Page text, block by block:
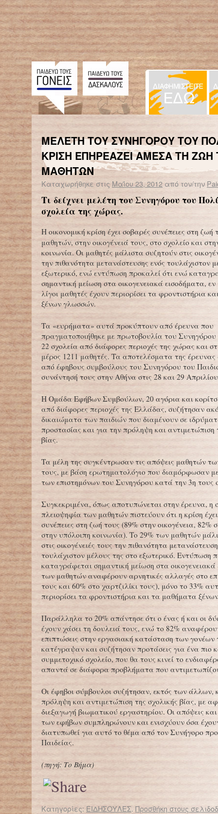
← Επιστροφή στο %s
Δυσαναγνωσία : Mια πραγματικά «επώδυνη» διαταραχή
ΜΕΛΕΤΗ ΤΟΥ ΣΥΝΗΓΟΡΟΥ ΤΟΥ
ΚΡΙΣΗ ΕΠΗΡΕΑΖΕΙ ΑΜΕΣΑ ΤΗ ΖΩΗ
ΜΑΘΗΤΩΝ
Καταχωρήθηκε στις Μαΐου 23, 2012 από τον/την
Τι δείχνει μελέτη του Συνηγόρου του
σχολεία της χώρας.
Η οικονομική κρίση έχει σοβαρές συνέπειες στη ζωή
μαθητών, στην οικογένειά τους, στο σχολείο και
κοινωνία. Οι μαθητές μάλιστα συζητούν στις
την πιθανότητα μετανάστευσης ενός τουλάχιστον
εξωτερικό, ενώ εντύπωση προκαλεί ότι ενώ
σημαντική μείωση στα οικογενειακά εισοδήματα, εν
λίγοι μαθητές έχουν περιορίσει τα φροντιστήρια
ξένων γλωσσών.
Τα «ευρήματα» αυτά προκύπτουν από έρευνα που
πραγματοποιήθηκε με πρωτοβουλία του Συνηγόρου
22 σχολεία από διάφορες περιοχές της χώρας και
μέρος 1211 μαθητές. Τα αποτελέσματα της έρευνας
από έφηβους συμβούλους του Συνηγόρου του
συνάντησή τους στην Αθήνα στις 28 και 29
Η Ομάδα Εφήβων Συμβούλων, 20 αγόρια και
από διάφορες περιοχές της Ελλάδας, συζήτησαν
δικαιώματα των παιδιών που διαμένουν σε
προστασίας και για την πρόληψη και αντιμετώπιση
βίας.
Τα μέλη της συγκέντρωσαν τις απόψεις μαθητών
τους, με βάση ερωτηματολόγιο που διαμόρφωσαν
των επιστημόνων του Συνηγόρου κατά την 3η τους
Συγκεκριμένα, όπως αποτυπώνεται στην έρευνα, η
πλειοψηφία των μαθητών πιστεύουν ότι η κρίση
συνέπειες στη ζωή τους (89% στην οικογένεια, 82%
στην υπόλοιπη κοινωνία). Το 29% των μαθητών
στις οικογένειές τους την πιθανότητα
τουλάχιστον μέλους της στο εξωτερικό. Εντύπωση
καταγράφεται σημαντική μείωση στα
των μαθητών αναφέρουν αρνητικές αλλαγές στο
τους και 60% στο χαρτζιλίκι τους), μόνο το 33%
περιορίσει τα φροντιστήρια και τα μαθήματα
Παράλληλα το 20% απάντησε ότι ο ένας ή και οι
έχουν χάσει τη δουλειά τους, ενώ το 82%
επιπτώσεις στην εργασιακή κατάσταση των γονέων
κατέγραψαν και συζήτησαν προτάσεις για ένα πιο
συμμετοχικό σχολείο, που θα τους κινεί το
απαντά σε διάφορα προβλήματα που
Οι έφηβοι σύμβουλοι συζήτησαν, εκτός των άλλων,
πρόληψη και αντιμετώπιση της σχολικής βίας, με
διεξαγωγή βιωματικού εργαστηρίου. Οι απόψεις
των εφήβων συμπληρώνουν και ενισχύουν όσα
διατυπωθεί για αυτό το θέμα από τον Συνήγορο
Παιδείας.
(πηγή: Το Βήμα)
Κατηγορίες: ΕΙΔΗΣΟΥΛΕΣ. Προσθήκη στους